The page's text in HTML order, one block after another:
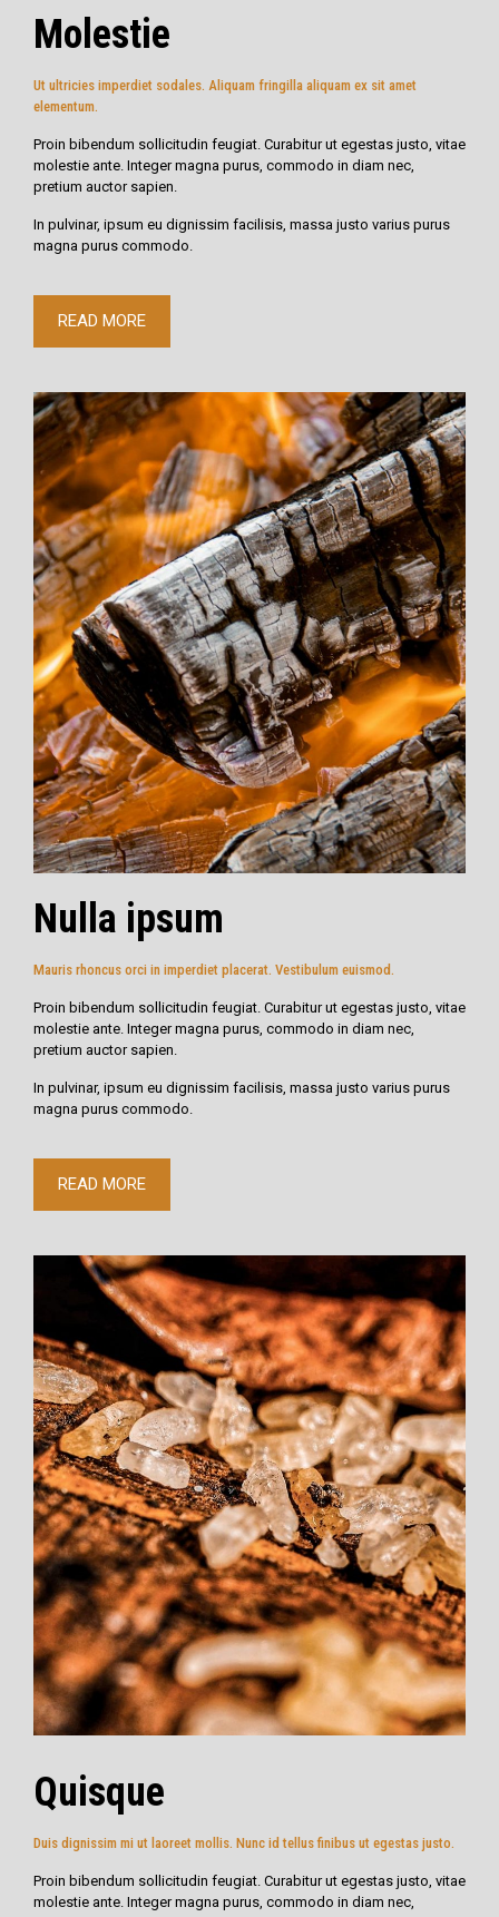
Molestie
Ut ultricies imperdiet sodales. Aliquam fringilla aliquam ex sit amet
elementum.
Proin bibendum sollicitudin feugiat. Curabitur ut egestas justo, vitae
molestie ante. Integer magna purus, commodo in diam nec,
pretium auctor sapien.
In pulvinar, ipsum eu dignissim facilisis, massa justo varius purus
magna purus commodo.
READ MORE
Nulla ipsum
Mauris rhoncus orci in imperdiet placerat. Vestibulum euismod.
Proin bibendum sollicitudin feugiat. Curabitur ut egestas justo, vitae
molestie ante. Integer magna purus, commodo in diam nec,
pretium auctor sapien.
In pulvinar, ipsum eu dignissim facilisis, massa justo varius purus
magna purus commodo.
READ MORE
Quisque
Duis dignissim mi ut laoreet mollis. Nunc id tellus finibus ut egestas justo.
Proin bibendum sollicitudin feugiat. Curabitur ut egestas justo, vitae
molestie ante. Integer magna purus, commodo in diam nec,